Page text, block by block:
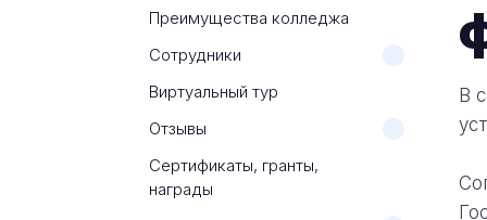
Преимущества колледжа
Сотрудники
Виртуальный тур
Отзывы
Сертификаты, гранты,
награды
В